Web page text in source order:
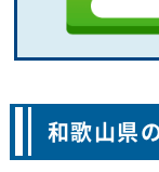
和歌山県